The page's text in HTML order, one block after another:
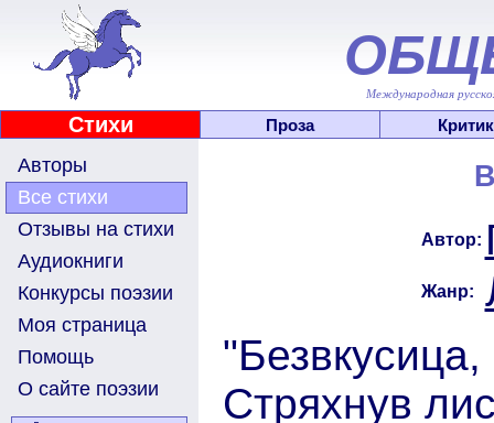
Международная
Стихи Проза
Авторы
Все стихи
Отзывы на стихи
Аудиокниги
Конкурсы поэзии
Моя страница
Помощь
О сайте поэзии
Автор:
Жанр:
Стряхнув